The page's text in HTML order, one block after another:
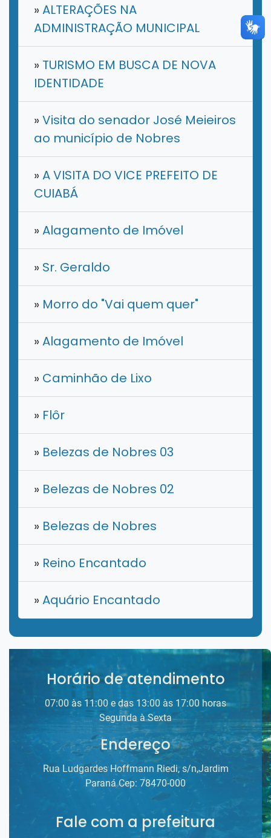
»ALTERAÇÕES NA
ADMINISTRAÇÃO MUNICIPAL
» TURISMO EM BUSCA DE NOVA
IDENTIDADE
»Visita do senador José Meieiros
ao município de Nobres
»A VISITA DO VICE PREFEITO DE
CUIABÁ
»Alagamento de Imóvel
» ​Sr. Geraldo
» Morro do "Vai quem quer"
»Alagamento de Imóvel
» Caminhão de Lixo
» Flôr
» Belezas de Nobres 03
» Belezas de Nobres 02
» Belezas de Nobres
» Reino Encantado
»Aquário Encantado
Horário de atendimento
07:00 às 11:00 e das 13:00 às 17:00 horas
Segunda à Sexta
Endereço
Rua Ludgardes Hoffmann Riedi, s/n,Jardim
Paraná Cep: 78470-000
Fale com a prefeitura